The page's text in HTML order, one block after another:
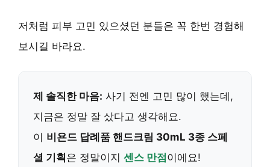
저처럼 피부 고민 있으셨던 분들은 꼭 한번 경험해
보시길 바라요.
제 솔직한 마음: 사기 전엔 고민 많이 했는데,
지금은 정말 잘 샀다고 생각해요.
이 비욘드 답례품 핸드크림 30mL 3종 스페
셜 기획은 정말이지 센스 만점이에요!